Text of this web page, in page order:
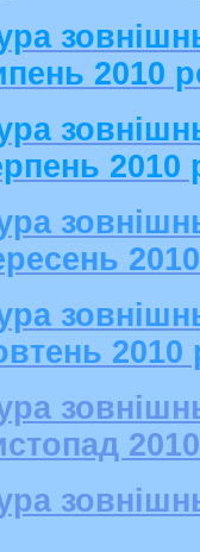
2010
2010
2010